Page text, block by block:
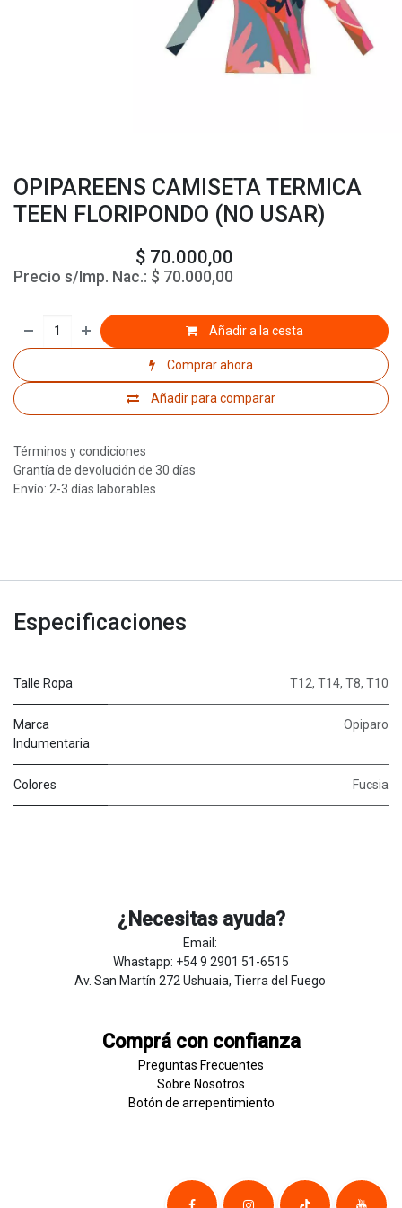
OPIPAREENS CAMISETA TERMICA
TEEN FLORIPONDO (NO USAR)
$ 70.000,00
Precio s/Imp. Nac.: $ 70.000,00
Añadir a la cesta
Comprar ahora
Añadir para comparar
Términos y condiciones
Grantía de devolución de 30 días
Envío: 2-3 días laborables
Especificaciones
Talle Ropa T12, T14, T8, T10
Marca
Indumentaria
Opiparo
Colores Fucsia
¿Necesitas ayuda?
Email:
Whastapp: +54 9 2901 51-6515
Av. San Martín 272 Ushuaia, Tierra del Fuego
Comprá con confianza
Preguntas Frecuentes
Sobre Nosotros
Botón de ​arrepentim​​​iento